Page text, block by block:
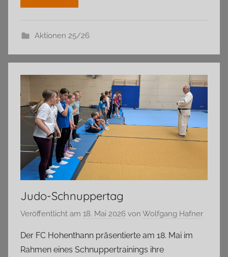
Aktionen 25/26
Judo-Schnuppertag
Veröffentlicht am 18. Mai 2026 von Wolfgang Hafner
Der FC Hohenthann präsentierte am 18. Mai im
Rahmen eines Schnuppertrainings ihre